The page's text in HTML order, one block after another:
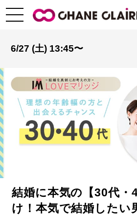
6/27 (土) 13:45〜
結婚に本気の【30代・
け！本気で結婚したい